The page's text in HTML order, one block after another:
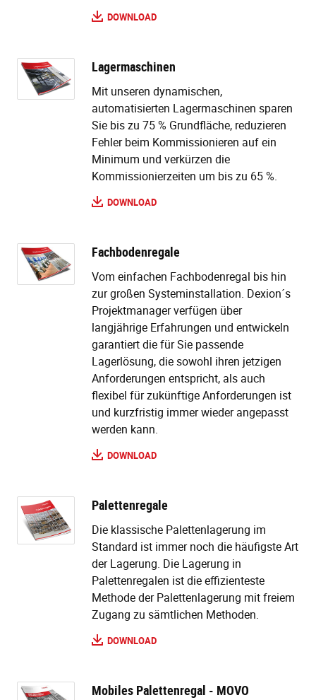
DOWNLOAD
Lagermaschinen
Mit unseren dynamischen,
automatisierten Lagermaschinen sparen
Sie bis zu 75 % Grundfläche, reduzieren
Fehler beim Kommissionieren auf ein
Minimum und verkürzen die
Kommissionierzeiten um bis zu 65 %.
DOWNLOAD
Fachbodenregale
Vom einfachen Fachbodenregal bis hin
zur großen Systeminstallation. Dexion´s
Projektmanager verfügen über
langjährige Erfahrungen und entwickeln
garantiert die für Sie passende
Lagerlösung, die sowohl ihren jetzigen
Anforderungen entspricht, als auch
flexibel für zukünftige Anforderungen ist
und kurzfristig immer wieder angepasst
werden kann.
DOWNLOAD
Palettenregale
Die klassische Palettenlagerung im
Standard ist immer noch die häufigste Art
der Lagerung. Die Lagerung in
Palettenregalen ist die effizienteste
Methode der Palettenlagerung mit freiem
Zugang zu sämtlichen Methoden.
DOWNLOAD
Mobiles Palettenregal - MOVO